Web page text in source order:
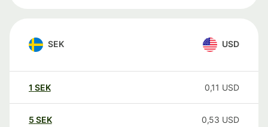
SEK USD
1 SEK 0,11 USD
5 SEK 0,53 USD